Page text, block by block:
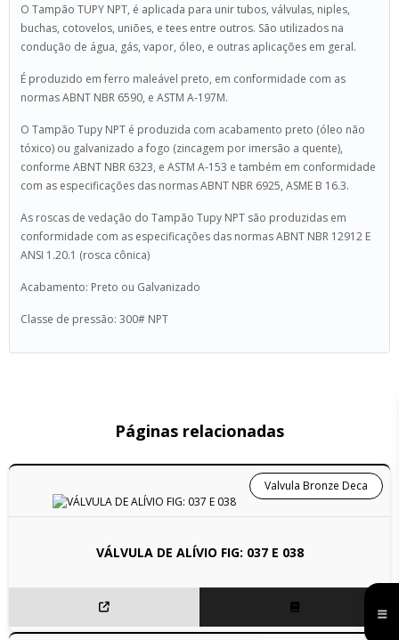
O Tampão TUPY NPT, é aplicada para unir tubos, válvulas, niples,
buchas, cotovelos, uniões, e tees entre outros. São utilizados na
condução de água, gás, vapor, óleo, e outras aplicações em geral.
É produzido em ferro maleável preto, em conformidade com as
normas ABNT NBR 6590, e ASTM A-197M.
O Tampão Tupy NPT é produzida com acabamento preto (óleo não
tóxico) ou galvanizado a fogo (zincagem por imersão a quente),
conforme ABNT NBR 6323, e ASTM A-153 e também em conformidade
com as especificações das normas ABNT NBR 6925, ASME B 16.3.
As roscas de vedação do Tampão Tupy NPT são produzidas em
conformidade com as especificações das normas ABNT NBR 12912 E
ANSI 1.20.1 (rosca cônica)
Acabamento: Preto ou Galvanizado
Classe de pressão: 300# NPT
Páginas relacionadas
VÁLVULA DE ALÍVIO FIG: 037 E 038
Valvula Bronze Deca